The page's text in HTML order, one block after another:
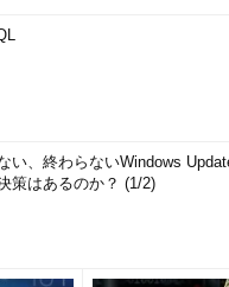
い、終わらないWindows
策はあるのか？ (1/2)